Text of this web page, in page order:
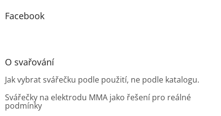
Facebook
O svařování
Jak vybrat svářečku podle použití, ne podle katalogu.
Svářečky na elektrodu MMA jako řešení pro reálné
podmínky